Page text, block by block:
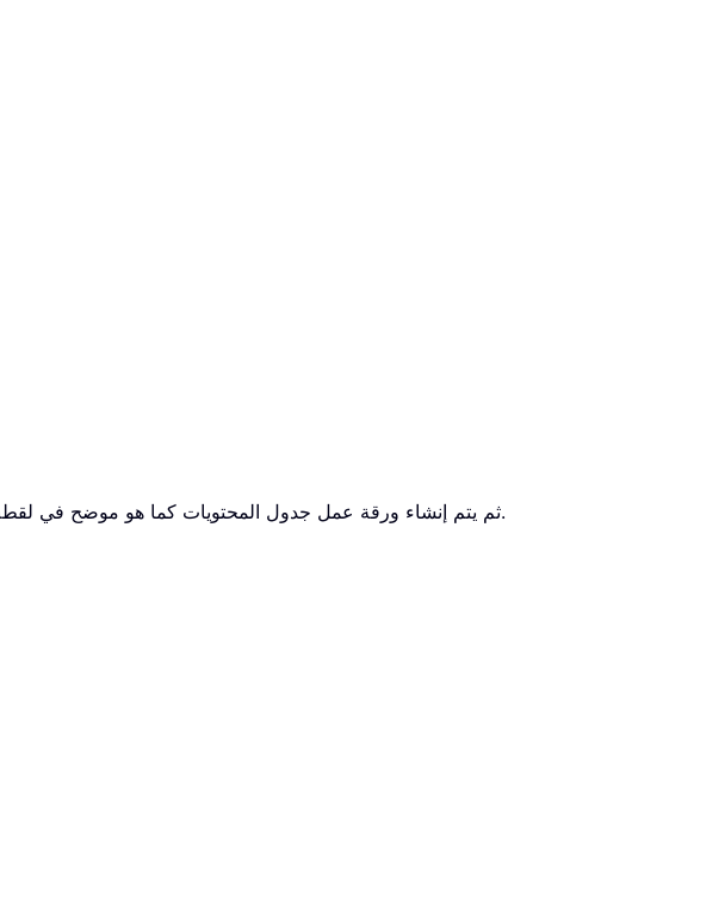
ثم يتم إنشاء ورقة عمل جدول المحتويات كما هو موضح في لقطة الشاشة أدناه، حيث يمكنك الانتقال بسهولة إلى أي ورقة عمل بالنقر على اسمها في جدول المحتويات.